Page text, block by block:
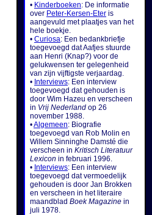
• Kinderboeken: De informatie
over Peter-Kersen-Eter is
aangevuld met plaatjes van het
hele boekje.
• Curiosa: Een bedankbriefje
toegevoegd dat Aafjes stuurde
aan Henri (Knap?) voor de
gelukwensen ter gelegenheid
van zijn vijftigste verjaardag.
• Interviews: Een interview
toegevoegd dat gehouden is
door Wim Hazeu en verscheen
in Vrij Nederland op 26
november 1988.
•Algemeen: Biografie
toegevoegd van Rob Molin en
Willem Sinninghe Damsté die
verscheen in Kritisch Literatuur
Lexicon in februari 1996.
• Interviews: Een interview
toegevoegd dat vermoedelijk
gehouden is door Jan Brokken
en verscheen in het literaire
maandblad Boek Magazine in
juli 1978.